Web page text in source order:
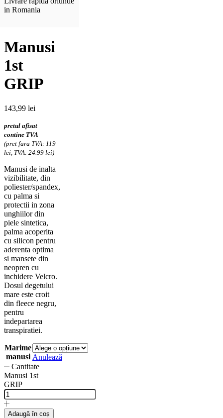
in Romania
Manusi
1st
GRIP
143,99 lei
pretul afisat
contine TVA
(pret fara TVA: 119
lei, TVA: 24.99 lei)
Manusi de inalta
vizibilitate, din
poliester/spandex,
cu palma si
protectii in zona
unghiilor din
piele sintetica,
palma acoperita
cu silicon pentru
aderenta optima
si mansete din
neopren cu
inchidere Velcro.
Dosul degetului
mare este croit
din fleece negru,
pentru
indepartarea
transpiratiei.
Marime
manusi Anulează
Cantitate
Manusi 1st
GRIP
Adaugă în coș